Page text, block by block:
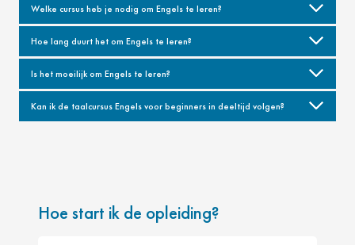
Welke cursus heb je nodig om Engels te leren?
Hoe lang duurt het om Engels te leren?
Is het moeilijk om Engels te leren?
Kan ik de taalcursus Engels voor beginners in deeltijd volgen?
Hoe start ik de opleiding?